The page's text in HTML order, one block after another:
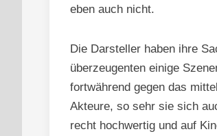
eben auch nicht.
Die Darsteller haben ihre
überzeugenten einige
fortwährend gegen das
Akteure, so sehr sie sich
recht hochwertig und auf